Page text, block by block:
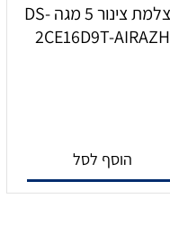
מצלמת צינור 5 מגה DS-
2CE16D9T-AIRAZH
הוסף לסל